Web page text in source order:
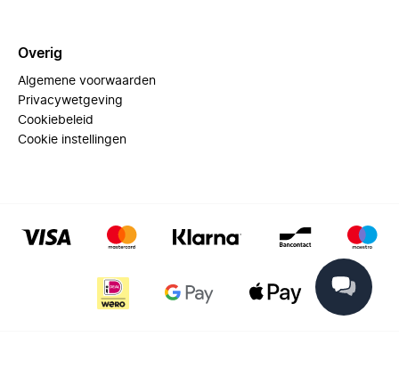
Overig
Algemene voorwaarden
Privacywetgeving
Cookiebeleid
Cookie instellingen